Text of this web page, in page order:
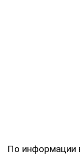
По информации